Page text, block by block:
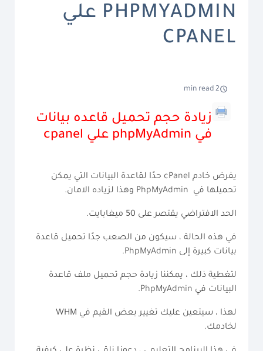
PHPMYADMIN علي
CPANEL
زيادة حجم تحميل قاعده بيانات
في phpMyAdmin علي cpanel
يفرض خادمcPanelحدًا لقاعدة البيانات التي يمكن
تحميلها فيPhpMyAdminوهذا لزياده الامان.
الحد الافتراضي يقتصر على 50 ميغابايت.
في هذه الحالة ، سيكون من الصعب جدًا تحميل قاعدة
بيانات كبيرة إلىPhpMyAdmin
.
لتغطية ذلك ، يمكننا زيادة حجم تحميل ملف قاعدة
البيانات فيPhpMyAdmin
.
لهذا ، سيتعين عليك تغيير بعض القيم في WHM
لخادمك.